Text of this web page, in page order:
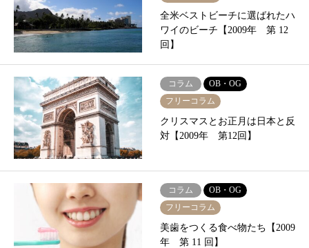
全米ベストビーチに選ばれたハ
ワイのビーチ【2009年 第 12
回】
コラム
OB・OG
フリーコラム
クリスマスとお正月は日本と反
対【2009年 第12回】
コラム
OB・OG
フリーコラム
美歯をつくる食べ物たち【2009
年 第 11 回】